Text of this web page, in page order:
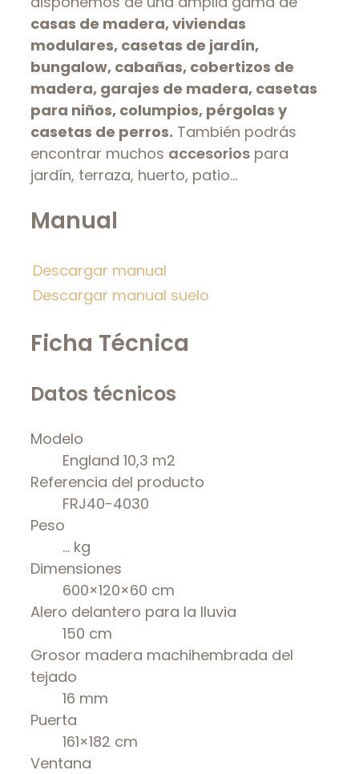
casas de madera, viviendas
modulares, casetas de jardín,
bungalow, cabañas, cobertizos de
madera, garajes de madera, casetas
para niños, columpios, pérgolas y
casetas de perros. También podrás
encontrar muchos accesorios para
jardín, terraza, huerto, patio…
Manual
Descargar manual
Descargar manual suelo
Ficha Técnica
Datos técnicos
Modelo
England 10,3 m2
Referencia del producto
FRJ40-4030
Peso
… kg
Dimensiones
600×120×60 cm
Alero delantero para la lluvia
150 cm
Grosor madera machihembrada del
tejado
16 mm
Puerta
161×182 cm
Ventana